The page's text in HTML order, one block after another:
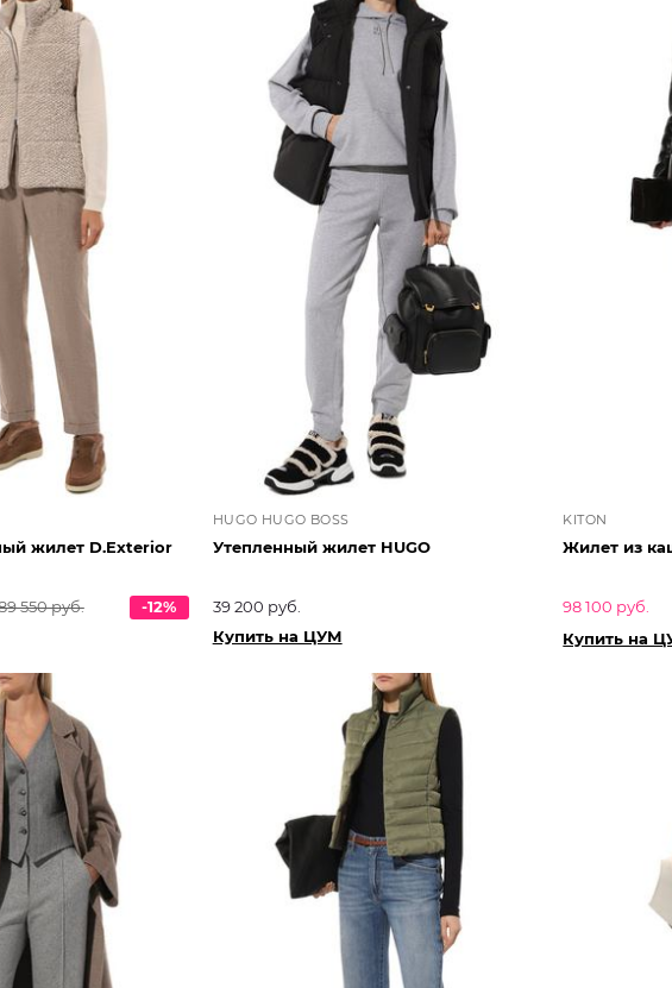
жилет D.Exterior
550 руб.
-12%
HUGO HUGO BOSS
Утепленный жилет HUGO
39 200 руб.
Купить на ЦУМ
KITON
Жилет из
98 100 руб.
Купить на